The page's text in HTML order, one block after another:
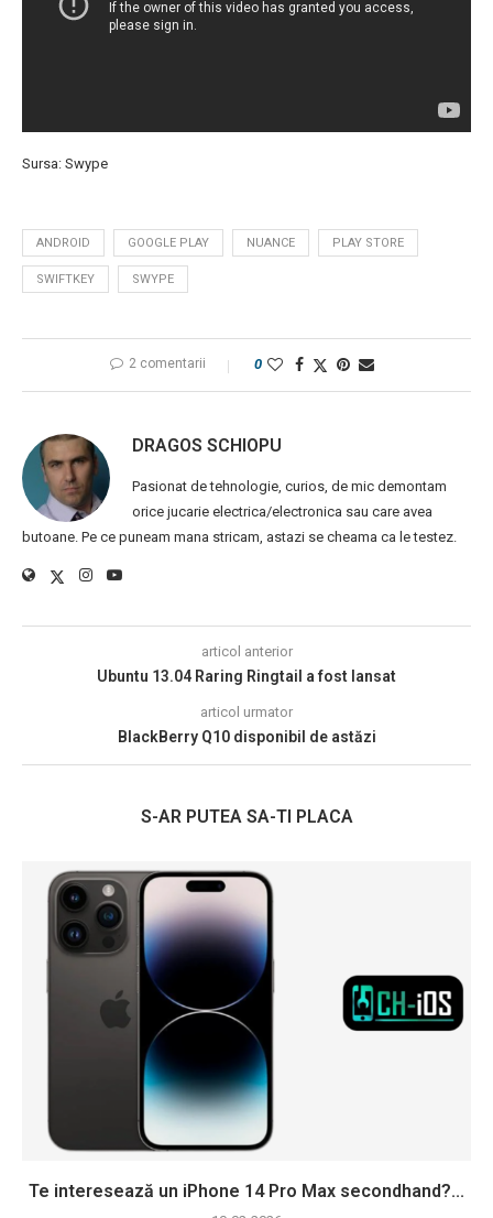
Sursa: Swype
ANDROID GOOGLE PLAY NUANCE PLAY STORE
SWIFTKEY SWYPE
2 comentarii 0
DRAGOS SCHIOPU
Pasionat de tehnologie, curios, de mic demontam
orice jucarie electrica/electronica sau care avea
butoane. Pe ce puneam mana stricam, astazi se cheama ca le testez.
articol anterior
Ubuntu 13.04 Raring Ringtail a fost lansat
articol urmator
BlackBerry Q10 disponibil de astăzi
S-AR PUTEA SA-TI PLACA
Te interesează un iPhone 14 Pro Max secondhand?...